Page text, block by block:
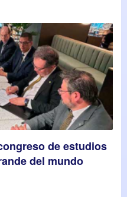
de estudios
del mundo